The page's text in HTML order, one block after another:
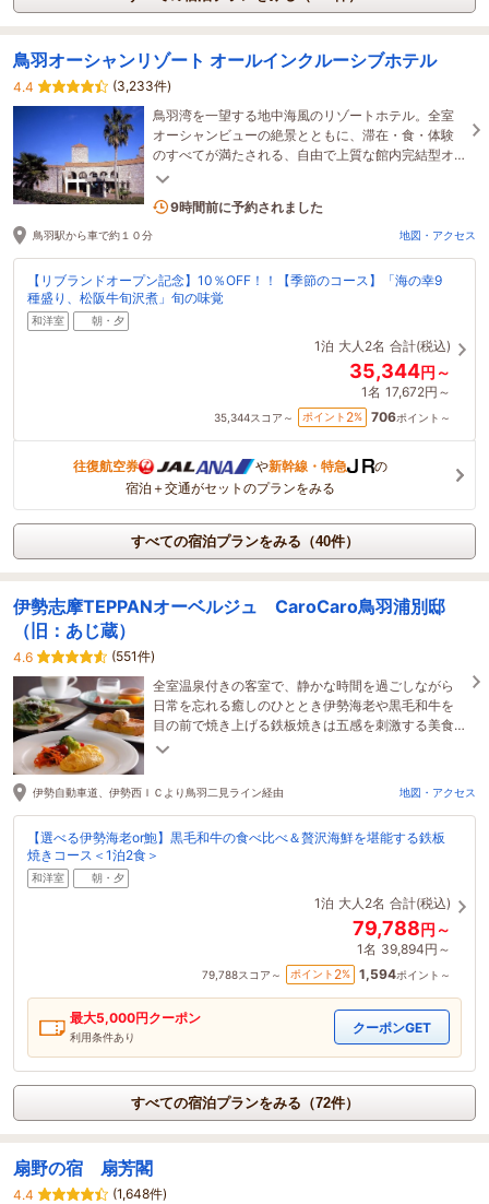
鳥羽オーシャンリゾート オールインクルーシブホテル
4.4
(3,233件)
鳥羽湾を一望する地中海風のリゾートホテル。全室
オーシャンビューの絶景とともに、滞在・食・体験
のすべてが満たされる、自由で上質な館内完結型オ
ールインクルーシブリゾートへ。
11名がこの宿を見ています
鳥羽駅から車で約１０分 地図・アクセス
【リブランドオープン記念】10％OFF！！【季節のコース】「海の幸9
種盛り、松阪牛旬沢煮」旬の味覚
和洋室 朝・夕
1泊 大人2名 合計(税込)
35,344円～
1名 17,672円～
35,344スコア～ ポイント 2% 706ポイント～
往復航空券 や新幹線・特急
の
宿泊＋交通がセットのプランをみる
すべての宿泊プランをみる（40件）
伊勢志摩TEPPANオーベルジュ CaroCaro鳥羽浦別邸
（旧：あじ蔵）
4.6
(551件)
全室温泉付きの客室で、静かな時間を過ごしながら
日常を忘れる癒しのひととき伊勢海老や黒毛和牛を
目の前で焼き上げる鉄板焼きは五感を刺激する美食
体験大人の隠れ宿で贅沢な伊勢志摩の旅を。
伊勢自動車道、伊勢西ＩＣより鳥羽二見ライン経由 地図・アクセス
【選べる伊勢海老or鮑】黒毛和牛の食べ比べ＆贅沢海鮮を堪能する鉄板
焼きコース＜1泊2食＞
和洋室 朝・夕
1泊 大人2名 合計(税込)
79,788円～
1名 39,894円～
79,788スコア～ ポイント 2% 1,594ポイント～
最大5,000円クーポン
利用条件あり
クーポンGET
すべての宿泊プランをみる（72件）
扇野の宿 扇芳閣
4.4
(1,648件)